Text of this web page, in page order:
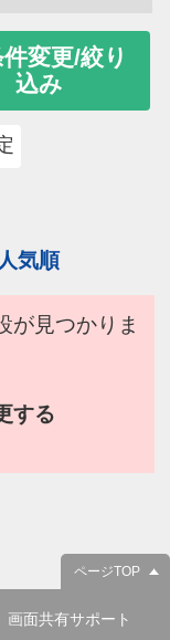
変更/絞り
込み
人気順
が見つかりま
する
ページTOP
画面共有サポート